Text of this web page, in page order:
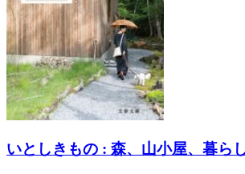
いとしきもの : 森、山小屋、暮ら